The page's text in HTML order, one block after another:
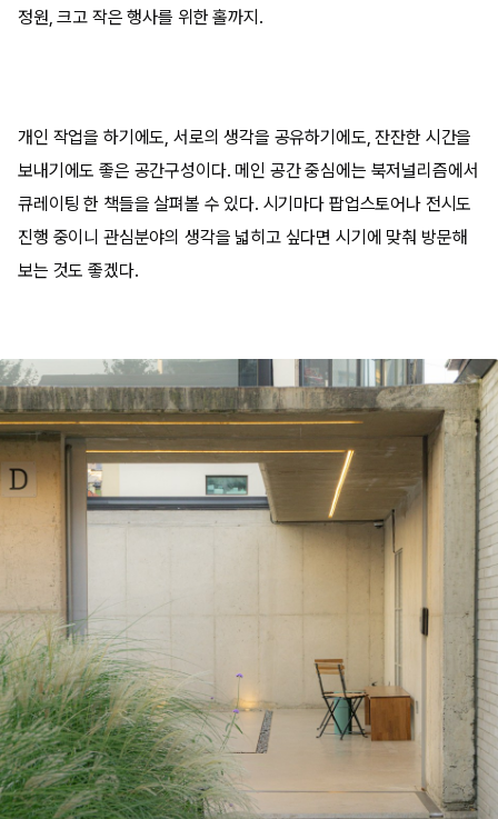
정원, 크고 작은 행사를 위한 홀까지.
개인 작업을 하기에도, 서로의 생각을 공유하기에도, 잔잔한 시간을
보내기에도 좋은 공간구성이다. 메인 공간 중심에는 북저널리즘에서
큐레이팅 한 책들을 살펴볼 수 있다. 시기마다 팝업스토어나 전시도
진행 중이니 관심분야의 생각을 넓히고 싶다면 시기에 맞춰 방문해
보는 것도 좋겠다.